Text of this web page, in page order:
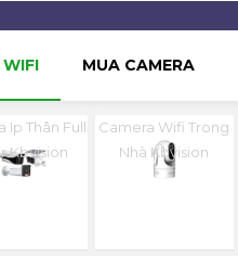
WIFI MUA CAMERA
Ip Thân Full
Kbvision
Camera Wifi Trong
Nhà Kbvision